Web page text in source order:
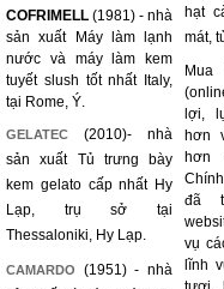
COFRIMELL (1981) - nhà
sản xuất Máy làm lạnh
nước và máy làm kem
tuyết slush tốt nhất Italy,
tại Rome, Ý.
GELATEC (2010)- nhà
sản xuất Tủ trưng bày
kem gelato cấp nhất Hy
Lạp, trụ sở tại
Thessaloniki, Hy Lạp.
CAMARDO
(1951) - nhà
hạt
mát,
lợi,
hơn
hơn
đã
vụ
lĩnh